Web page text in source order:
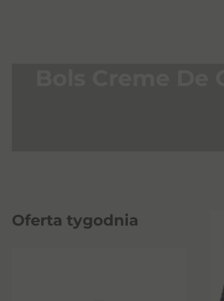
Oferta tygodnia